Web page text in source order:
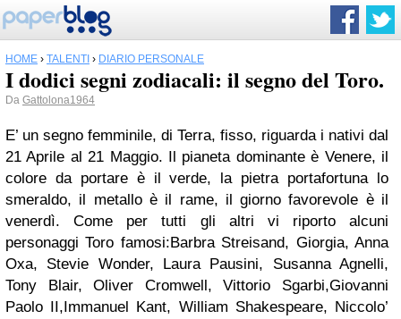
HOME › TALENTI › DIARIO PERSONALE
I dodici segni zodiacali: il segno del Toro.
Da Gattolona1964
E’ un segno femminile, di Terra, fisso, riguarda i nativi dal
21 Aprile al 21 Maggio. Il pianeta dominante è Venere, il
colore da portare è il verde, la pietra portafortuna lo
smeraldo, il metallo è il rame, il giorno favorevole è il
venerdì. Come per tutti gli altri vi riporto alcuni
personaggi Toro famosi:Barbra Streisand, Giorgia, Anna
Oxa, Stevie Wonder, Laura Pausini, Susanna Agnelli,
Tony Blair, Oliver Cromwell, Vittorio Sgarbi,Giovanni
Paolo II,Immanuel Kant, William Shakespeare, Niccolo’